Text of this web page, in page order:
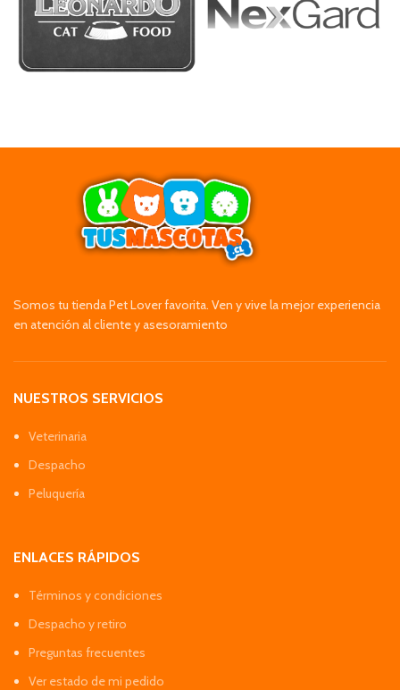
Somos tu tienda Pet Lover favorita. Ven y vive la mejor experiencia
en atención al cliente y asesoramiento
NUESTROS SERVICIOS
Veterinaria
Despacho
Peluquería
ENLACES RÁPIDOS
Términos y condiciones
Despacho y retiro
Preguntas frecuentes
Ver estado de mi pedido